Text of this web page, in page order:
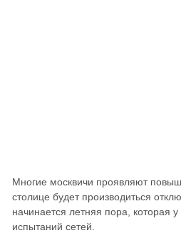
Многие москвичи проявляют
столице будет производиться
начинается летняя пора, которая
испытаний сетей.